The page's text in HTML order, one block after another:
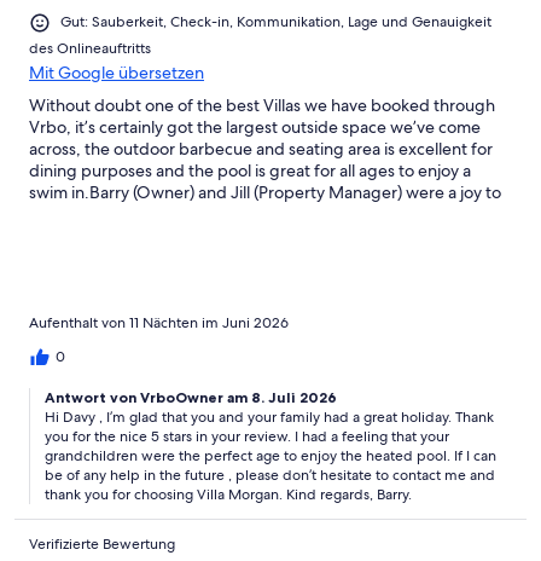
Gut: Sauberkeit, Check-in, Kommunikation, Lage und Genauigkeit
des Onlineauftritts
Mit Google übersetzen
Without doubt one of the best Villas we have booked through
Vrbo, it’s certainly got the largest outside space we’ve come
across, the outdoor barbecue and seating area is excellent for
dining purposes and the pool is great for all ages to enjoy a
swim in.Barry (Owner) and Jill (Property Manager) were a joy to
recommend a stay at Villa Morgan, the on site shop and
clubhouse restaurant are a short walk from the Villa as well.
Aufenthalt von 11 Nächten im Juni 2026
0
Antwort von VrboOwner am 8. Juli 2026
Hi Davy , I’m glad that you and your family had a great holiday. Thank
you for the nice 5 stars in your review. I had a feeling that your
grandchildren were the perfect age to enjoy the heated pool. If I can
be of any help in the future , please don’t hesitate to contact me and
thank you for choosing Villa Morgan. Kind regards, Barry.
Verifizierte Bewertung